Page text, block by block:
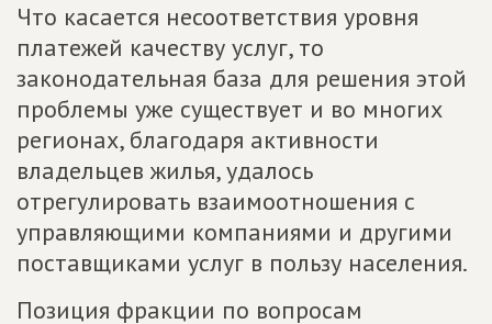
Что касается несоответствия уровня
платежей качеству услуг, то
законодательная база для решения этой
проблемы уже существует и во многих
регионах, благодаря активности
владельцев жилья, удалось
отрегулировать взаимоотношения с
управляющими компаниями и другими
поставщиками услуг в пользу населения.
Позиция фракции по вопросам